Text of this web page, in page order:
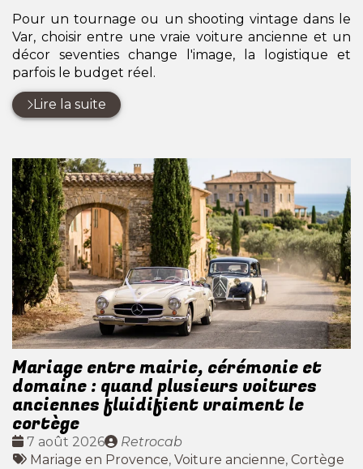
Pour un tournage ou un shooting vintage dans le
Var, choisir entre une vraie voiture ancienne et un
décor seventies change l'image, la logistique et
parfois le budget réel.
Lire la suite
Mariage entre mairie, cérémonie et
domaine : quand plusieurs voitures
anciennes fluidifient vraiment le
cortège
Date
:
7 août 2026
Publié
par
Retrocab
Tags
Mariage en Provence, Voiture ancienne, Cortège